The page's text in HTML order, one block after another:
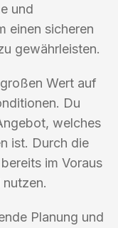
und
einen sicheren
gewährleisten.
Wert auf
Du
welches
ist. Durch die
im Voraus
Planung und